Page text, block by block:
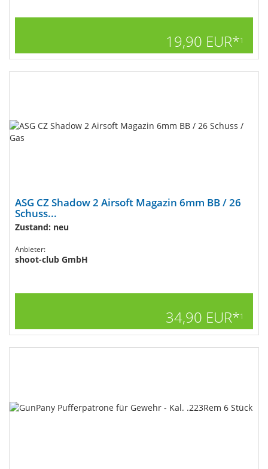
19,90 EUR*1
ASG CZ Shadow 2 Airsoft Magazin 6mm BB / 26
Schuss...
Zustand: neu
Anbieter:
shoot-club GmbH
34,90 EUR*1